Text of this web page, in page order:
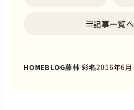
記事一覧へ
HOMEBLOG藤林 彩名2016年6月